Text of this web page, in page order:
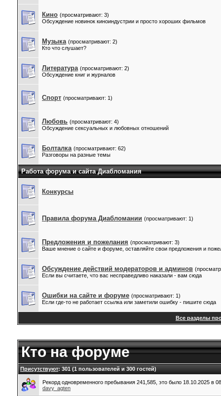
Кино (просматривают: 3)
Обсуждение новинок киноиндустрии и просто хороших фильмов
Музыка (просматривают: 2)
Кто что слушает?
Литература (просматривают: 2)
Обсуждение книг и журналов
Спорт (просматривают: 1)
Любовь (просматривают: 4)
Обсуждение сексуальных и любовных отношений
Болталка (просматривают: 62)
Разговоры на разные темы
Работа форума и сайта Диабломания
Конкурсы
Правила форума Диабломании (просматривают: 1)
Предложения и пожелания (просматривают: 3)
Ваше мнение о сайте и форуме, оставляйте свои предложения и
Обсуждение действий модераторов и админов
Если вы считаете, что вас несправедливо наказали - вам сюда
Ошибки на сайте и форуме (просматривают: 1)
Если где-то не работает ссылка или заметили ошибку - пишите сюда
Все разделы
Кто на форуме
Присутствуют: 301 (1 пользователей и 300 гостей)
Рекорд одновременного пребывания 241,585, это было 18.10.2025 в
davy_agten